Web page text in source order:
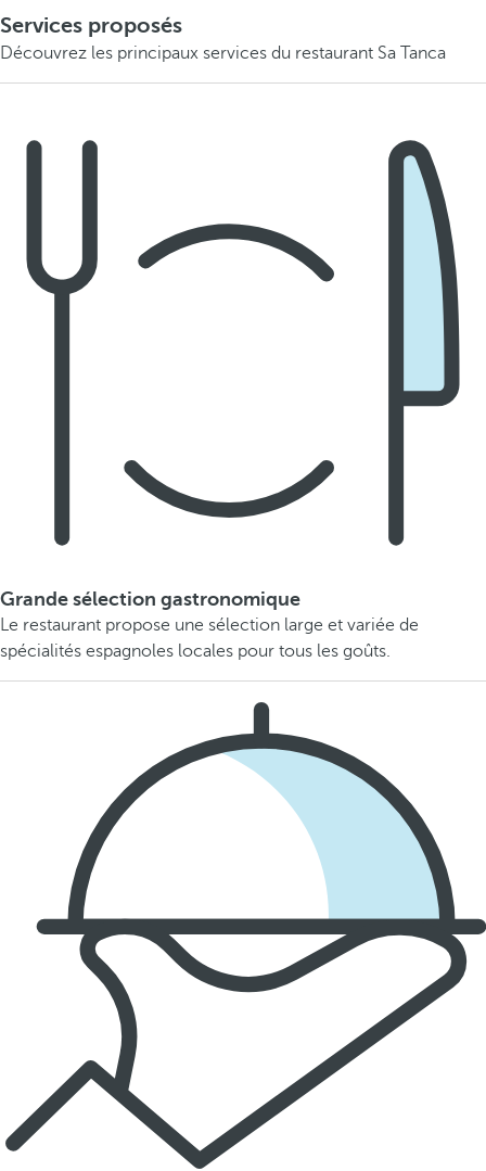
Services proposés
Découvrez les principaux services du restaurant Sa Tanca
Grande sélection gastronomique
Le restaurant propose une sélection large et variée de
spécialités espagnoles locales pour tous les goûts.